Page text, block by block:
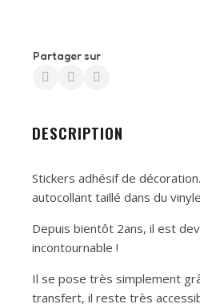
Partager sur
DESCRIPTION
Stickers adhésif de
autocollant taillé dans du
Depuis bientôt 2ans, il est
incontournable !
Il se pose très simplement
transfert, il reste très